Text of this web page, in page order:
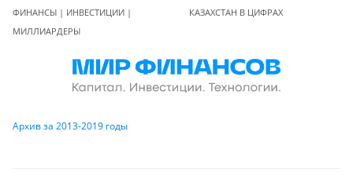
ФИНАНСЫ | ИНВЕСТИЦИИ |
МИЛЛИАРДЕРЫ
КАЗАХСТАН В ЦИФРАХ
Архив за 2013-2019 годы